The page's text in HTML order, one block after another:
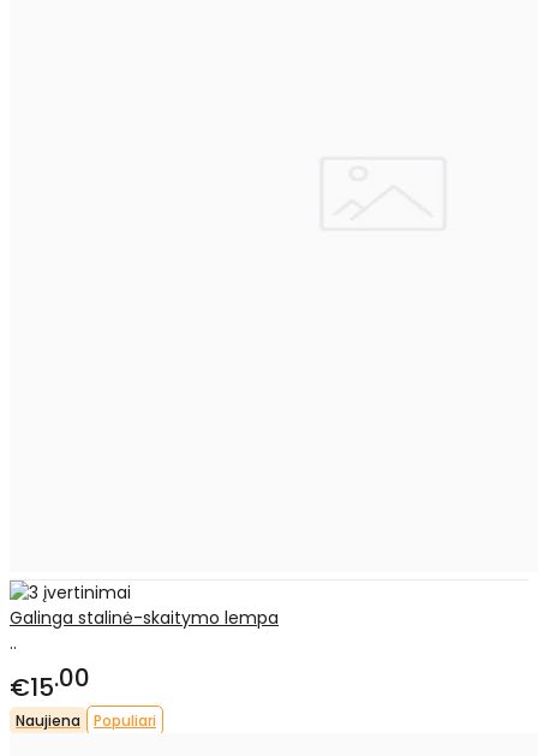
Galinga stalinė-skaitymo lempa
..
€15 00
Naujiena Populiari